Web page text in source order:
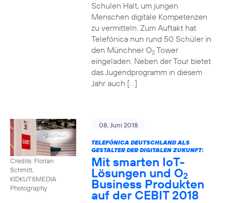
Schulen Halt, um jungen
Menschen digitale Kompetenzen
zu vermitteln. Zum Auftakt hat
Telefónica nun rund 50 Schüler in
den Münchner O2Tower
eingeladen. Neben der Tour bietet
das Jugendprogramm in diesem
Jahr auch […]
Credits: Florian
Schmitt,
KIDKUTSMEDIA
Photography
08. Juni 2018
TELEFÓNICA DEUTSCHLAND ALS
GESTALTER DER DIGITALEN ZUKUNFT:
Mit smarten IoT-
Lösungen und O2
Business Produkten
auf der CEBIT 2018